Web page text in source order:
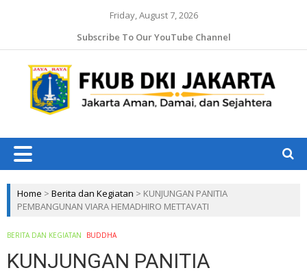
Friday, August 7, 2026
Subscribe To Our YouTube Channel
Home > Berita dan Kegiatan > KUNJUNGAN PANITIA
PEMBANGUNAN VIARA HEMADHIRO METTAVATI
BERITA DAN KEGIATAN BUDDHA
KUNJUNGAN PANITIA